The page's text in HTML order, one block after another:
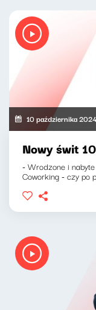
10 października 2024
Nowy świt
- Wrodzone i
Coworking - czy po